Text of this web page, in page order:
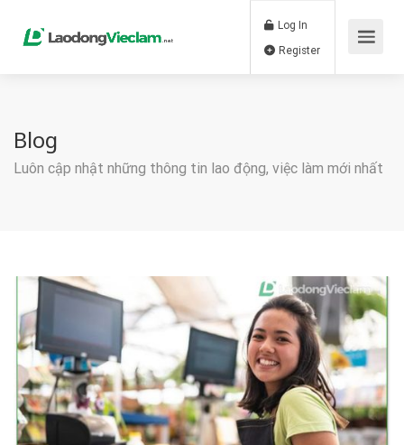
Log In
Blog
Luôn cập nhật những thông tin lao động, việc làm mới nhất